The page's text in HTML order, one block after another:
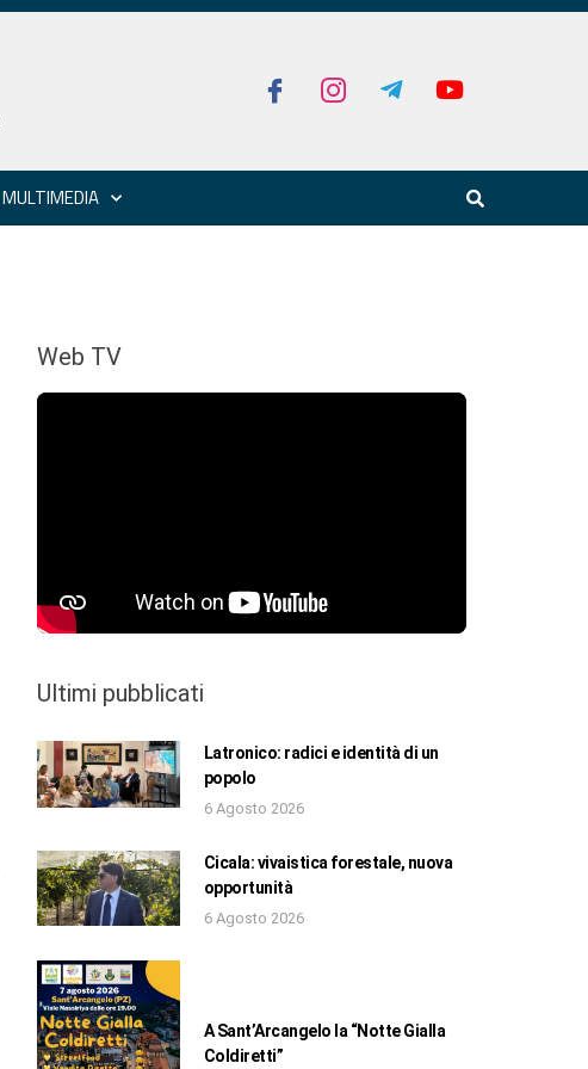
MULTIMEDIA
Web TV
Ultimi pubblicati
Latronico: radici e identità di un
popolo
6 Agosto 2026
Cicala: vivaistica forestale, nuova
opportunità
6 Agosto 2026
A Sant’Arcangelo la “Notte Gialla
Coldiretti”